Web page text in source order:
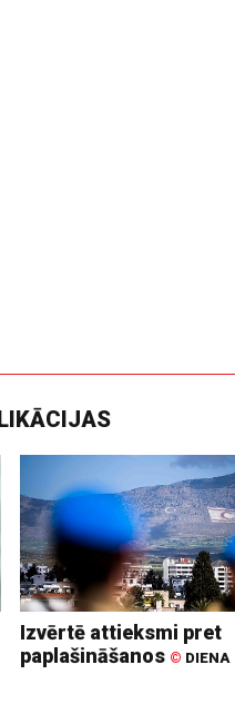
Izvērtē attieksmi pret
paplašināšanos © DIENA